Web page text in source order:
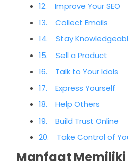
12. Improve Your SEO
13. Collect Emails
14. Stay
15. Sell a Product
16. Talk to Your Idols
17. Express Yourself
18. Help Others
19. Build Trust Online
20. Take Control of
Manfaat Memiliki